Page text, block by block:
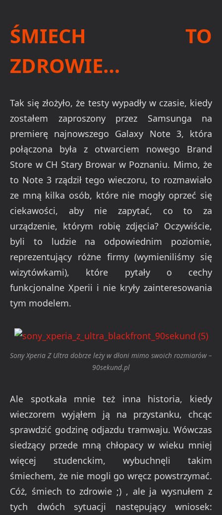
ŚMIECH TO
ZDROWIE…
Tak się złożyło, że testy wypadły w czasie, kiedy
zostałem zaproszony przez Samsunga na
premierę najnowszego Galaxy Note 3, która
połączona była z otwarciem nowego Brand
Store w CH Stary Browar w Poznaniu. Mimo, że
to Note 3 rządził tego wieczoru, to rozmawiało
ze mną kilka osób, które nie mogły oprzeć się
ciekawości, aby nie zapytać, co to za
urządzenie, którym robię zdjęcia? Oczywiście,
byli to ludzie na odpowiednim poziomie,
reprezentujący różne firmy (wymieniliśmy się
wizytówkami), które pytały o cechy
funkcjonalne Xperii i nie kryły zainteresowania
tym modelem.
Sony Xperia Z Ultra dobrze leży w dłoni mimo swoich rozmiarów –
90sekund.pl
Ale spotkała mnie też inna historia, kiedy
wieczorem wyjąłem ją na przystanku, chcąc
sprawdzić godzinę odjazdu tramwaju. Wówczas
siedzący przede mną chłopacy w wieku mniej
więcej studenckim, wybuchnęli takim
śmiechem, że nie mogli go wręcz powstrzymać.
Cóż, śmiech to zdrowie ;) , ale ja wysnułem z
tych dwóch sytuacji następujący wniosek: